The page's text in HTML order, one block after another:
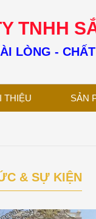
TNHH
LÒNG -
THIỆU SẢN
& SỰ KIỆN